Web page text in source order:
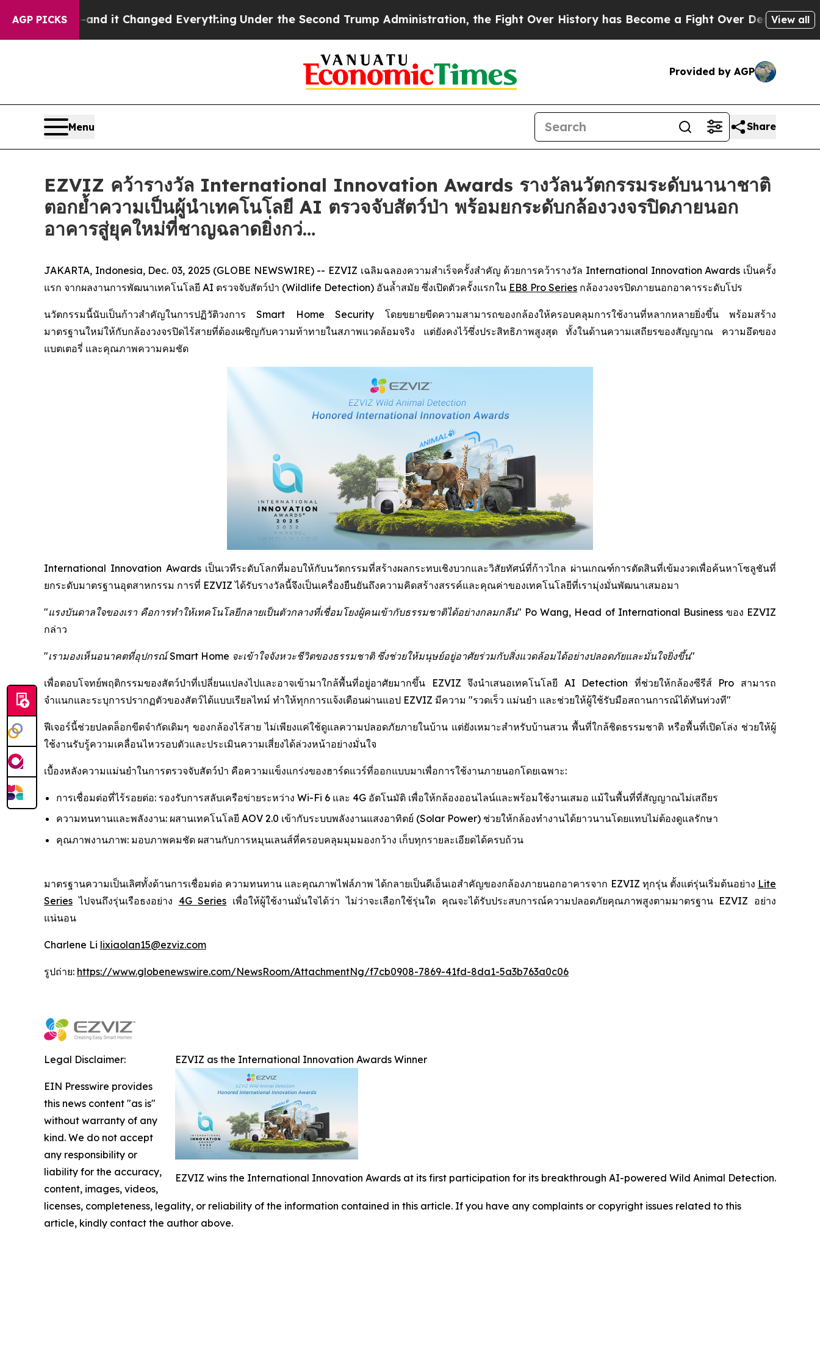
AGP PICKS
get—and it Changed EverythingUnder the Second Trump Administration, the Fight Over History has Become a Fight Over Democracy. Who
View all
Provided by AGP
Menu Share
EZVIZ คว้ารางวัล International Innovation Awards รางวัลนวัตกรรมระดับนานาชาติ
ตอกย้ำความเป็นผู้นำเทคโนโลยี AI ตรวจจับสัตว์ป่า พร้อมยกระดับกล้องวงจรปิดภายนอก
อาคารสู่ยุคใหม่ที่ชาญฉลาดยิ่งกว่…
JAKARTA, Indonesia, Dec. 03, 2025 (GLOBE NEWSWIRE) -- EZVIZ เฉลิมฉลองความสำเร็จครั้งสำคัญ ด้วยการคว้ารางวัล International Innovation Awards เป็นครั้ง
แรก จากผลงานการพัฒนาเทคโนโลยี AI ตรวจจับสัตว์ป่า (Wildlife Detection) อันล้ำสมัย ซึ่งเปิดตัวครั้งแรกใน EB8 Pro Series กล้องวงจรปิดภายนอกอาคารระดับโปร
นวัตกรรมนี้นับเป็นก้าวสำคัญในการปฏิวัติวงการ Smart Home Security โดยขยายขีดความสามารถของกล้องให้ครอบคลุมการใช้งานที่หลากหลายยิ่งขึ้น พร้อมสร้าง
มาตรฐานใหม่ให้กับกล้องวงจรปิดไร้สายที่ต้องเผชิญกับความท้าทายในสภาพแวดล้อมจริง แต่ยังคงไว้ซึ่งประสิทธิภาพสูงสุด ทั้งในด้านความเสถียรของสัญญาณ ความอึดของ
แบตเตอรี่ และคุณภาพความคมชัด
International Innovation Awards เป็นเวทีระดับโลกที่มอบให้กับนวัตกรรมที่สร้างผลกระทบเชิงบวกและวิสัยทัศน์ที่ก้าวไกล ผ่านเกณฑ์การตัดสินที่เข้มงวดเพื่อค้นหาโซลูชันที่
ยกระดับมาตรฐานอุตสาหกรรม การที่ EZVIZ ได้รับรางวัลนี้จึงเป็นเครื่องยืนยันถึงความคิดสร้างสรรค์และคุณค่าของเทคโนโลยีที่เรามุ่งมั่นพัฒนาเสมอมา
"แรงบันดาลใจของเรา คือการทำให้เทคโนโลยีกลายเป็นตัวกลางที่เชื่อมโยงผู้คนเข้ากับธรรมชาติได้อย่างกลมกลืน" Po Wang, Head of International Business ของ EZVIZ
กล่าว
"เรามองเห็นอนาคตที่อุปกรณ์ Smart Home จะเข้าใจจังหวะชีวิตของธรรมชาติ ซึ่งช่วยให้มนุษย์อยู่อาศัยร่วมกับสิ่งแวดล้อมได้อย่างปลอดภัยและมั่นใจยิ่งขึ้น"
เพื่อตอบโจทย์พฤติกรรมของสัตว์ป่าที่เปลี่ยนแปลงไปและอาจเข้ามาใกล้พื้นที่อยู่อาศัยมากขึ้น EZVIZ จึงนำเสนอเทคโนโลยี AI Detection ที่ช่วยให้กล้องซีรีส์ Pro สามารถ
จำแนกและระบุการปรากฏตัวของสัตว์ได้แบบเรียลไทม์ ทำให้ทุกการแจ้งเตือนผ่านแอป EZVIZ มีความ "รวดเร็ว แม่นยำ และช่วยให้ผู้ใช้รับมือสถานการณ์ได้ทันท่วงที"
ฟีเจอร์นี้ช่วยปลดล็อกขีดจำกัดเดิมๆ ของกล้องไร้สาย ไม่เพียงแค่ใช้ดูแลความปลอดภัยภายในบ้าน แต่ยังเหมาะสำหรับบ้านสวน พื้นที่ใกล้ชิดธรรมชาติ หรือพื้นที่เปิดโล่ง ช่วยให้ผู้
ใช้งานรับรู้ความเคลื่อนไหวรอบตัวและประเมินความเสี่ยงได้ล่วงหน้าอย่างมั่นใจ
เบื้องหลังความแม่นยำในการตรวจจับสัตว์ป่า คือความแข็งแกร่งของฮาร์ดแวร์ที่ออกแบบมาเพื่อการใช้งานภายนอกโดยเฉพาะ:
การเชื่อมต่อที่ไร้รอยต่อ: รองรับการสลับเครือข่ายระหว่าง Wi-Fi 6 และ 4G อัตโนมัติ เพื่อให้กล้องออนไลน์และพร้อมใช้งานเสมอ แม้ในพื้นที่ที่สัญญาณไม่เสถียร
ความทนทานและพลังงาน: ผสานเทคโนโลยี AOV 2.0 เข้ากับระบบพลังงานแสงอาทิตย์ (Solar Power) ช่วยให้กล้องทำงานได้ยาวนานโดยแทบไม่ต้องดูแลรักษา
คุณภาพงานภาพ: มอบภาพคมชัด ผสานกับการหมุนเลนส์ที่ครอบคลุมมุมมองกว้าง เก็บทุกรายละเอียดได้ครบถ้วน
มาตรฐานความเป็นเลิศทั้งด้านการเชื่อมต่อ ความทนทาน และคุณภาพไฟล์ภาพ ได้กลายเป็นดีเอ็นเอสำคัญของกล้องภายนอกอาคารจาก EZVIZ ทุกรุ่น ตั้งแต่รุ่นเริ่มต้นอย่าง Lite
Series ไปจนถึงรุ่นเรือธงอย่าง 4G Series เพื่อให้ผู้ใช้งานมั่นใจได้ว่า ไม่ว่าจะเลือกใช้รุ่นใด คุณจะได้รับประสบการณ์ความปลอดภัยคุณภาพสูงตามมาตรฐาน EZVIZ อย่าง
แน่นอน
Charlene Li lixiaolan15@ezviz.com
รูปถ่าย: https://www.globenewswire.com/NewsRoom/AttachmentNg/f7cb0908-7869-41fd-8da1-5a3b763a0c06
EZVIZ as the International Innovation Awards Winner
EZVIZ wins the International Innovation Awards at its first participation for its breakthrough AI-powered Wild Animal Detection.
Legal Disclaimer:
EIN Presswire provides
this news content "as is"
without warranty of any
kind. We do not accept
any responsibility or
liability for the accuracy,
content, images, videos,
licenses, completeness, legality, or reliability of the information contained in this article. If you have any complaints or copyright issues related to this
article, kindly contact the author above.